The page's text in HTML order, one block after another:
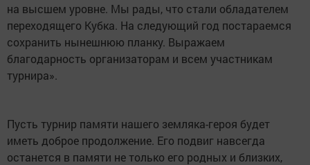
на высшем уровне. Мы рады, что стали обладателем
переходящего Кубка. На следующий год постараемся
сохранить нынешнюю планку. Выражаем
благодарность организаторам и всем участникам
турнира».
Пусть турнир памяти нашего земляка-героя будет
иметь доброе продолжение. Его подвиг навсегда
останется в памяти не только его родных и близких,